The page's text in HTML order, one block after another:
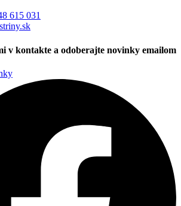
615 031
v kontakte a odoberajte novinky emailom